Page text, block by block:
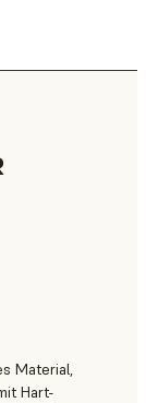
Material,
Hart-